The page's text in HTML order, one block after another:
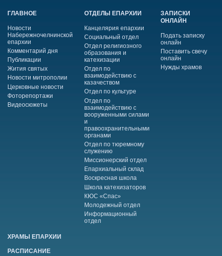
ГЛАВНОЕ
Новости
Набережночелнинской
епархии
Комментарий дня
Публикации
Жития святых
Новости митрополии
Церковные новости
Фоторепортажи
Видеосюжеты
ОТДЕЛЫ ЕПАРХИИ
Канцелярия епархии
Социальный отдел
Отдел религиозного
образования и
катехизации
Отдел по
взаимодействию с
казачеством
Отдел по культуре
Отдел по
взаимодействию с
вооруженными силами
и
правоохранительными
органами
Отдел по тюремному
служению
Миссионерский отдел
Епархиальный склад
Воскресная школа
Школа катехизаторов
КЮС «Спас»
Молодежный отдел
Информационный
отдел
ЗАПИСКИ
ОНЛАЙН
Подать записку
онлайн
Поставить свечу
онлайн
Нужды храмов
ХРАМЫ ЕПАРХИИ
РАСПИСАНИЕ